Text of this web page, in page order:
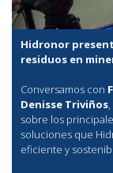
Hidronor
residuos en
Conversamos con
Denisse Triviños
sobre los
soluciones que
eficiente y